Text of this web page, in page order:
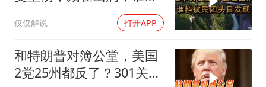
“准2万亿”之城点名支持三所大学
习近平心系体育强国建设
仅仅解说 打开APP
和特朗普对簿公堂，美国
2党25州都反了？301关税